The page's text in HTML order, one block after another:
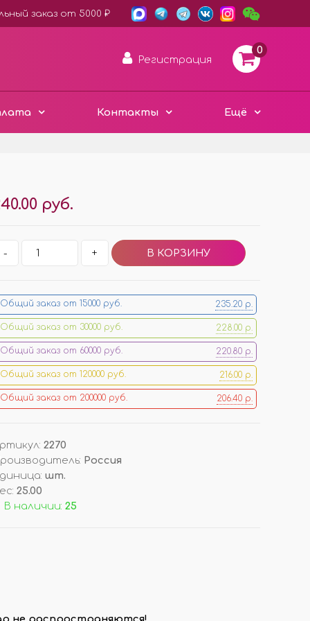
заказ от 5000 ₽
Регистрация
0
Контакты Ещё
ПЛАСТИК ХАМЕЛЕОН
ЧЁРНЫЙ СТИЛЬ
МИНИ ИЗДЕЛИЯ
ДОП. ТОВАРЫ
ДЛЯ ДЕГУСТАЦИИ АРОМАТОВ
КОРОБКИ/ УПАКОВКА
СТОЙКИ/ ПОДСТАВКИ
ПОДВЕСКИ (РАСПРОДАЖА!)
руб.
- +
Общий заказ от 15000 руб. 235.20 р.
Общий заказ от 30000 руб. 228.00 р.
Общий заказ от 60000 руб. 220.80 р.
Общий заказ от 120000 руб. 216.00 р.
Общий заказ от 200000 руб. 206.40 р.
: 2270
: Россия
: шт.
: 25.00
В наличии: 25
не распространяются!